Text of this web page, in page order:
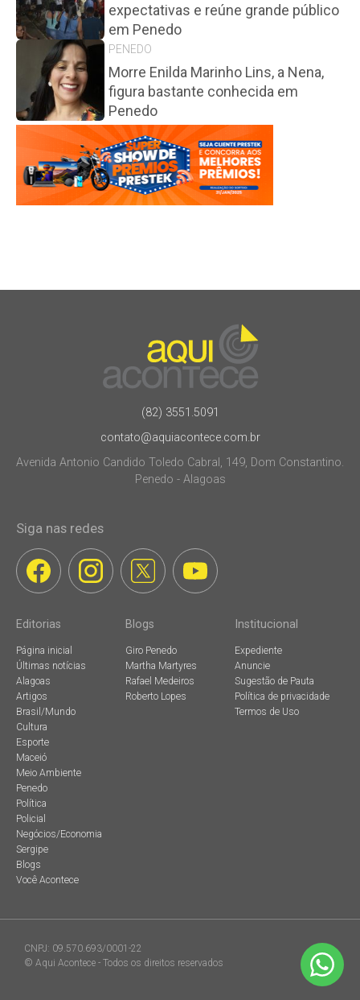
expectativas e reúne grande público
em Penedo
PENEDO
Morre Enilda Marinho Lins, a Nena,
figura bastante conhecida em
Penedo
(82) 3551.5091
contato@aquiacontece.com.br
Avenida Antonio Candido Toledo Cabral, 149, Dom Constantino.
Penedo - Alagoas
Siga nas redes
Editorias
Página inicial
Últimas notícias
Alagoas
Artigos
Brasil/Mundo
Cultura
Esporte
Maceió
Meio Ambiente
Penedo
Política
Policial
Negócios/Economia
Sergipe
Blogs
Você Acontece
Blogs
Giro Penedo
Martha Martyres
Rafael Medeiros
Roberto Lopes
Institucional
Expediente
Anuncie
Sugestão de Pauta
Política de privacidade
Termos de Uso
CNPJ: 09.570.693/0001-22
© Aqui Acontece - Todos os direitos reservados